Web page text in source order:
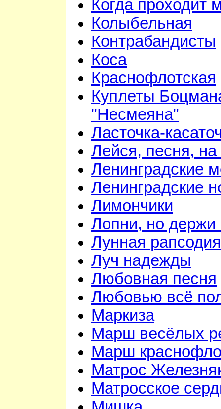
Когда проходит
Колыбельная
Контрабандисты
Коса
Краснофлотская
Куплеты
"Несмеяна"
Ласточка-
Лейся, песня, на
Ленинградские
Ленинградские
Лимончики
Лопни, но
Лунная рапсодия
Луч надежды
Любовная песня
Любовью всё
Маркиза
Марш весёлых
Марш
Матрос
Матросское